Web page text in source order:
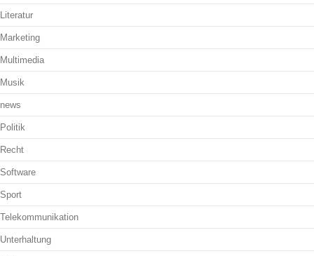
Literatur
Marketing
Multimedia
Musik
news
Politik
Recht
Software
Sport
Telekommunikation
Unterhaltung